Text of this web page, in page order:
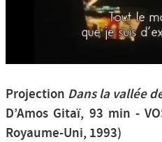
Projection Dans la vallée
D’Amos Gitaï, 93 min -
Royaume-Uni, 1993)